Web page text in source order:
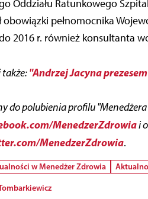
Oddziału Ratunkowego
obowiązki pełnomocnika
2016 r. również konsultanta
także:"Andrzej Jacyna
do polubienia profilu
MenedzerZdrowiai
MenedzerZdrowia.
w Menedżer Zdrowia